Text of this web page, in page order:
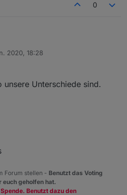
0
2020, 18:28
Unterschiede sind.
Forum stellen - Benutzt das Voting
euch geholfen hat.
Benutzt dazu den